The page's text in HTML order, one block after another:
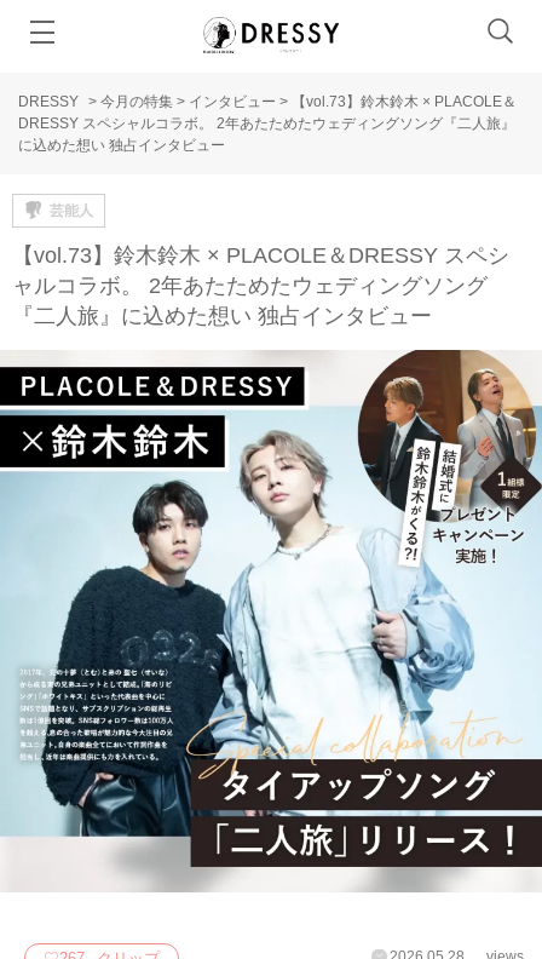
DRESSY > 今月の特集 > インタビュー >
【vol.73】鈴木鈴木 × PLACOLE＆
DRESSY スペシャルコラボ。 2年あたためたウェディングソング『二人旅』
に込めた想い 独占インタビュー
芸能人
【vol.73】鈴木鈴木 × PLACOLE＆DRESSY スペシ
ャルコラボ。 2年あたためたウェディングソング
『二人旅』に込めた想い 独占インタビュー